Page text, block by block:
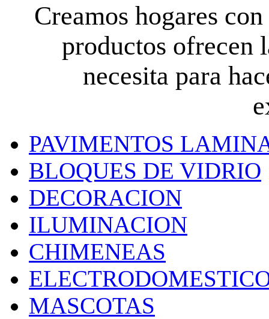
Creamos hogares
productos ofrecen
necesita para
PAVIMENTOS
BLOQUES DE VIDRIO
DECORACION
ILUMINACION
CHIMENEAS
MASCOTAS